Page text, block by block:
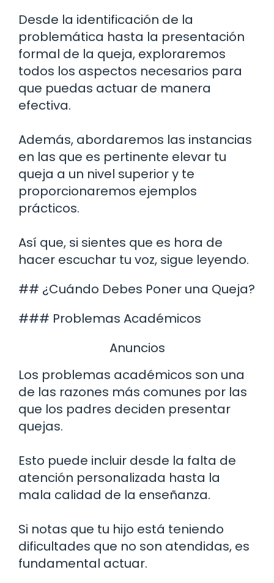
Desde la identificación de la
problemática hasta la presentación
formal de la queja, exploraremos
todos los aspectos necesarios para
que puedas actuar de manera
efectiva.
Además, abordaremos las instancias
en las que es pertinente elevar tu
queja a un nivel superior y te
proporcionaremos ejemplos
prácticos.
Así que, si sientes que es hora de
hacer escuchar tu voz, sigue leyendo.
## ¿Cuándo Debes Poner una Queja?
### Problemas Académicos
Anuncios
Los problemas académicos son una
de las razones más comunes por las
que los padres deciden presentar
quejas.
Esto puede incluir desde la falta de
atención personalizada hasta la
mala calidad de la enseñanza.
Si notas que tu hijo está teniendo
dificultades que no son atendidas, es
fundamental actuar.